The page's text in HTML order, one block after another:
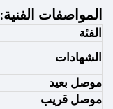
المواصفات الفنية:
الفئة
الشهادات
موصل بعيد
موصل قريب